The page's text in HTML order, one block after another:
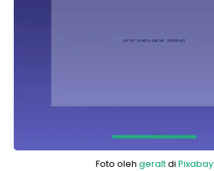
Foto oleh geraltdi Pixabay